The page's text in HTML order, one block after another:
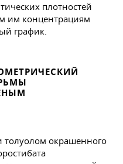
плотностей
им концентрациям
график.
толуолом окрашенного